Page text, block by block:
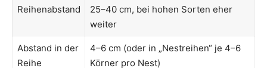
Reihenabstand
25–40 cm, bei hohen Sorten eher
weiter
Abstand in der
Reihe
4–6 cm (oder in „Nestreihen“ je 4–6
Körner pro Nest)